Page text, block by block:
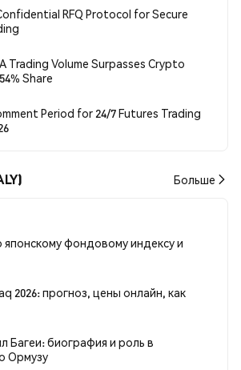
RFQ Protocol for Secure
Trading Volume Surpasses Crypto
Share
Period for 24/7 Futures Trading
Больше
японскому фондовому индексу и
2026: прогноз, цены онлайн, как
Багеи: биография и роль в
Ормузу